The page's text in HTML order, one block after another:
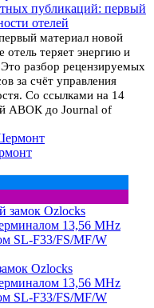
публикаций: первый
отелей
материал новой
теряет энергию и
разбор рецензируемых
за счёт управления
Со ссылками на 14
АВОК до Journal of
Ozlocks
13,56 MHz
SL-F33/FS/MF/W